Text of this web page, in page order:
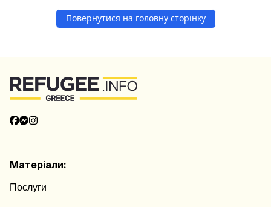
Повернутися на головну сторінку
Матеріали:
Послуги